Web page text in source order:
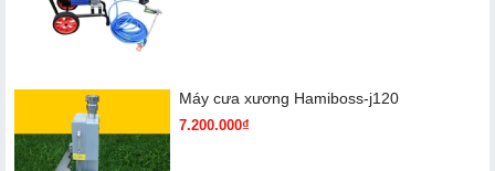
Máy cưa xương Hamiboss-j120
7.200.000₫